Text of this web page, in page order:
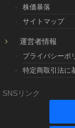
株価暴落
サイトマップ
運営者情報
プライバシーポ
特定商取引法に
SNSリンク